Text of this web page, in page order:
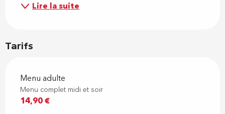
Lire la suite
Tarifs
Menu adulte
Menu complet midi et soir
14,90 €